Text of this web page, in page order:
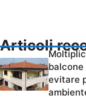
Articoli
balcone
evitare